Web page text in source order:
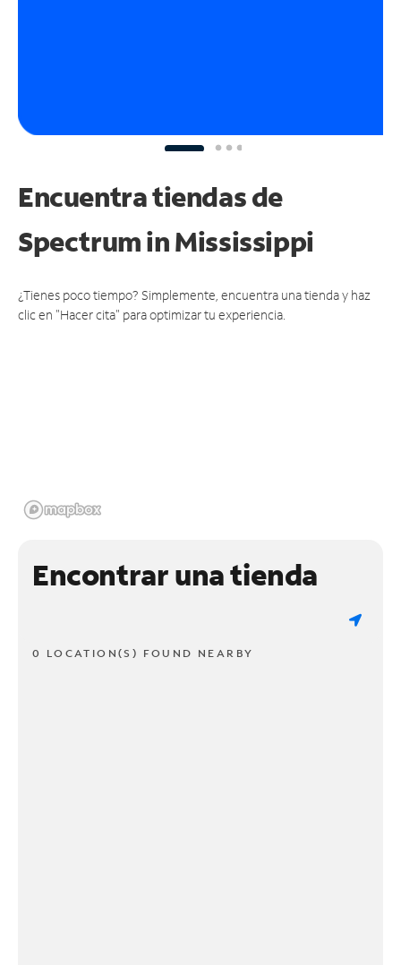
Encuentra tiendas de
Spectrumin Mississippi
¿Tienes poco tiempo? Simplemente, encuentra una tienda y haz
clic en "Hacer cita" para optimizar tu experiencia.
Encontrar una tienda
0 LOCATION(S) FOUND NEARBY